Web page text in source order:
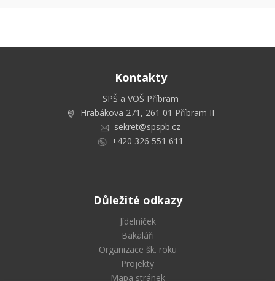
Kontakty
SPŠ a VOŠ Příbram
Hrabákova 271, 261 01 Příbram II
sekret@spspb.cz
+420 326 551 611
Důležité odkazy
Jídelníček
Bakaláři
Organizace šk. roku
Projekty
Mapa stránek